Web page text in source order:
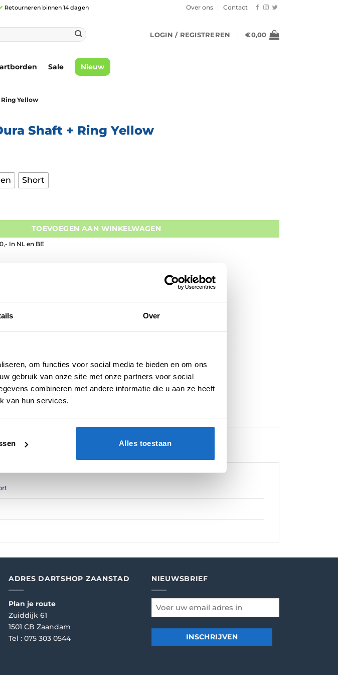
Over
om functies voor social media te bieden en om ons
gebruik van onze site met onze partners voor social
combineren met andere informatie die u aan ze heeft
van hun services.
Alles toestaan
Retourneren binnen 14 dagen Over ons Contact
LOGIN / REGISTREREN €0,00
Sale Nieuw
Ring Yellow
Shaft + Ring Yellow
Short
TOEVOEGEN AAN WINKELWAGEN
In NL en BE
ADRES DARTSHOP ZAANSTAD
Plan je route
Zuiddijk 61
1501 CB Zaandam
Tel : 075 303 0544
NIEUWSBRIEF
email
*